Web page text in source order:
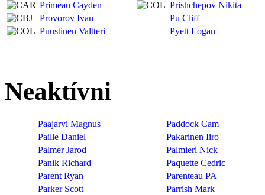
Primeau Cayden
Prishchepov Nikita
Provorov Ivan
Pu Cliff
Puustinen Valtteri
Pyett Logan
Neaktívni
Paajarvi Magnus
Paddock Cam
Paille Daniel
Pakarinen Iiro
Palmer Jarod
Palmieri Nick
Panik Richard
Paquette Cedric
Parent Ryan
Parenteau PA
Parker Scott
Parrish Mark